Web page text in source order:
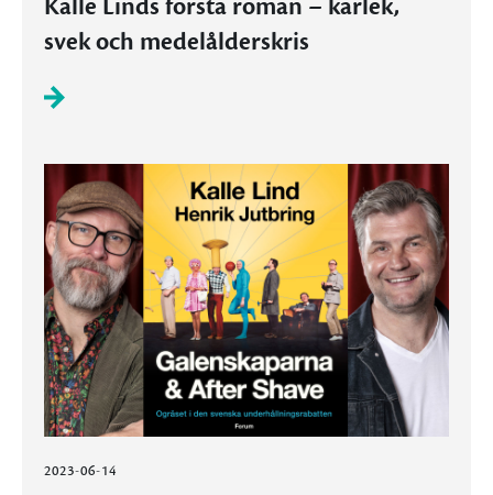
Kalle Linds första roman – kärlek,
svek och medelålderskris
2023-06-14